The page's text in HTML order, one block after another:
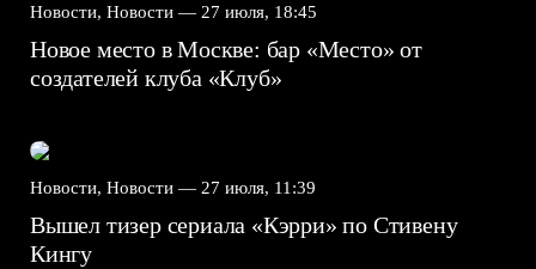
Новости, Новости — 27 июля, 18:45
Новое место в Москве: бар «Место» от
создателей клуба «Клуб»
Новости, Новости — 27 июля, 11:39
Вышел тизер сериала «Кэрри» по Стивену
Кингу